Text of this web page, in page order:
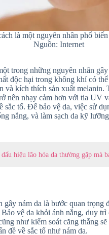
là một nguyên nhân phổ
Nguồn: Internet
trong những nguyên nhân
độc hại trong không khí có
và kích thích sản xuất melanin.
nên nhạy cảm hơn với tia UV
sắc tố. Để bảo vệ da, việc sử
nắng, và làm sạch da kỹ
hiệu lão hóa da thường gặp mà
gây nám da là bước quan trọng
vệ da khỏi ánh nắng, duy trì
như kiểm soát căng thẳng
đề về sắc tố như nám da.